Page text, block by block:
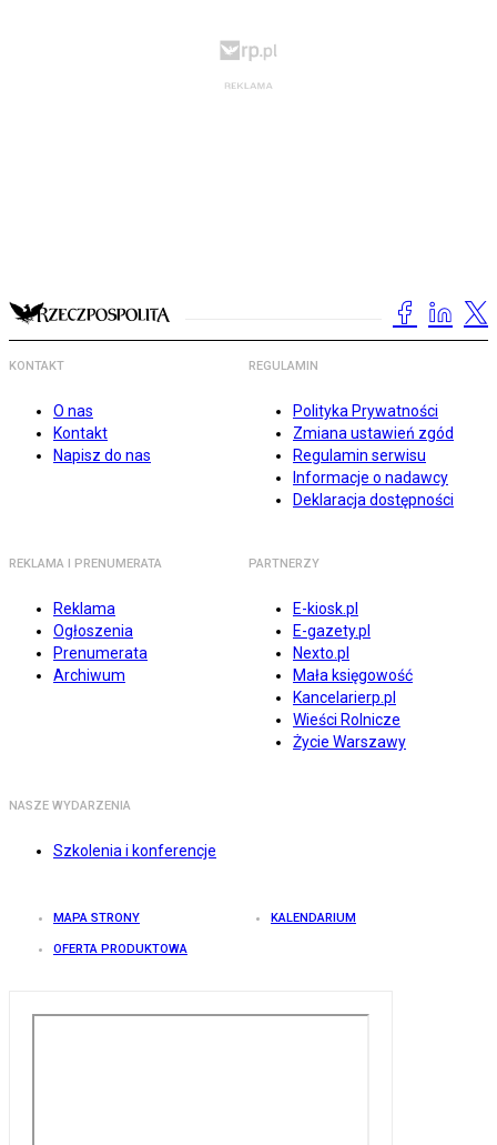
KONTAKT
O nas
Kontakt
Napisz do nas
REGULAMIN
Polityka Prywatności
Zmiana ustawień zgód
Regulamin serwisu
Informacje o nadawcy
Deklaracja dostępności
REKLAMA I PRENUMERATA
Reklama
Ogłoszenia
Prenumerata
Archiwum
PARTNERZY
E-kiosk.pl
E-gazety.pl
Nexto.pl
Mała księgowość
Kancelarierp.pl
Wieści Rolnicze
Życie Warszawy
NASZE WYDARZENIA
Szkolenia i konferencje
MAPA STRONY KALENDARIUM
OFERTA PRODUKTOWA